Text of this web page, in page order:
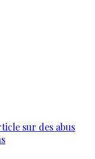
sur des abus